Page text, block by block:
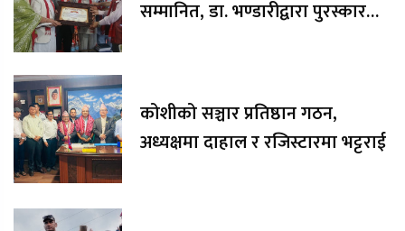
सम्मानित, डा. भण्डारीद्वारा पुरस्कार
कोशीको सञ्चार प्रतिष्ठान गठन,
अध्यक्षमा दाहाल र रजिस्टारमा भट्टराई